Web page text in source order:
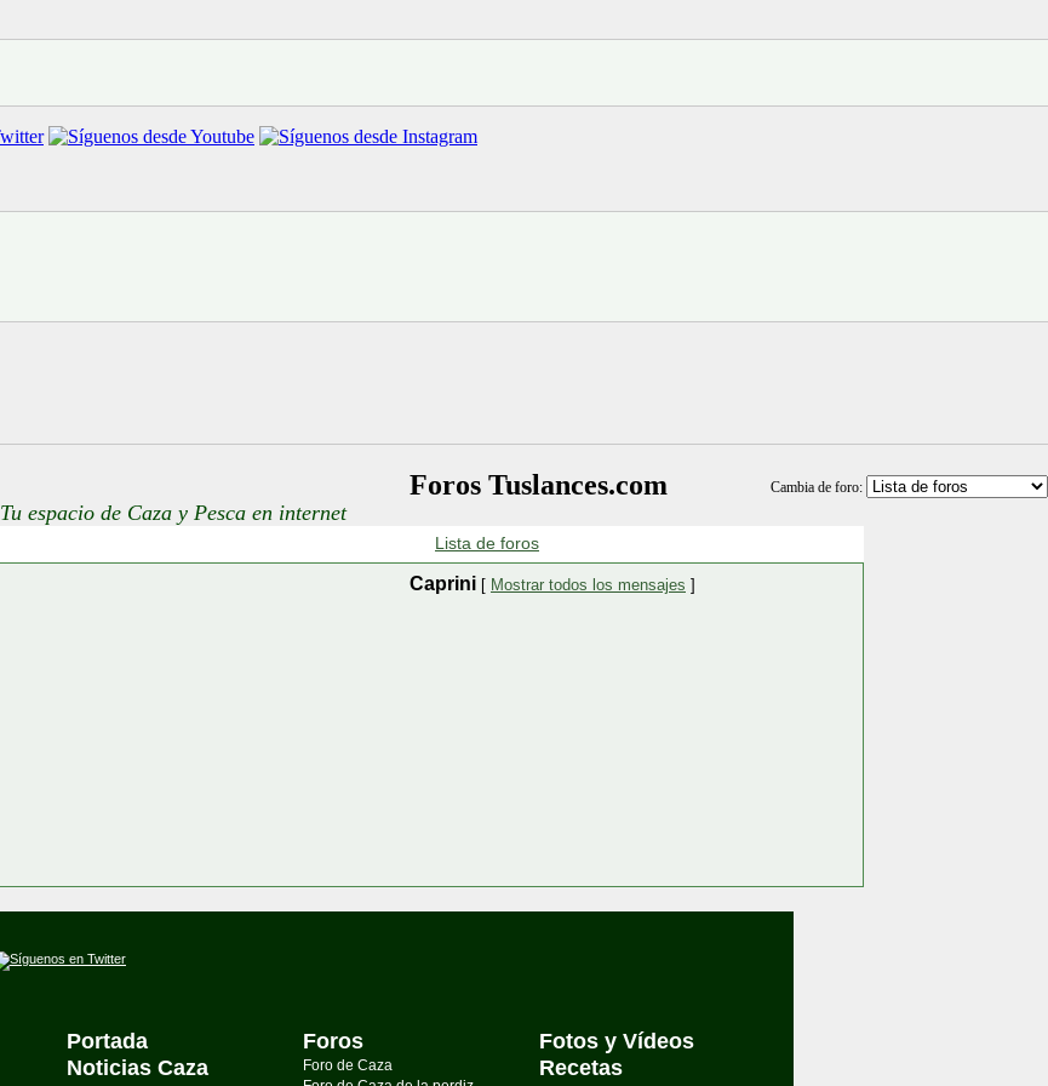
Tu espacio de Caza y Pesca en internet
Cambia de foro:
Foros Tuslances.com
Lista de foros
Caprini [ Mostrar todos los mensajes ]
Portada
Noticias Caza
Foros
Foro de Caza
Fotos y Vídeos
Recetas